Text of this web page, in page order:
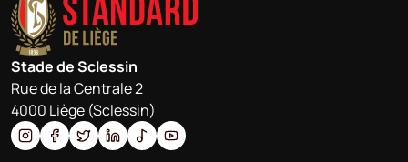
Stade de Sclessin
Rue de la Centrale 2
4000 Liège (Sclessin)